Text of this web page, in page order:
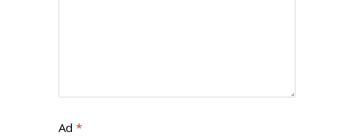
Ad *